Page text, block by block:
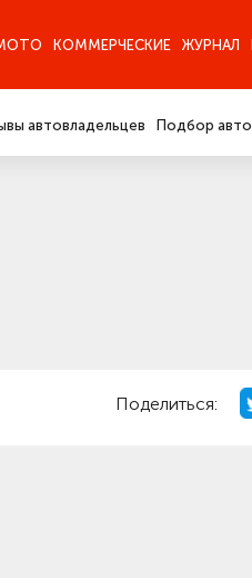
КОММЕРЧЕСКИЕ ЖУРНАЛ
автовладельцев Подбор авто
Поделиться: